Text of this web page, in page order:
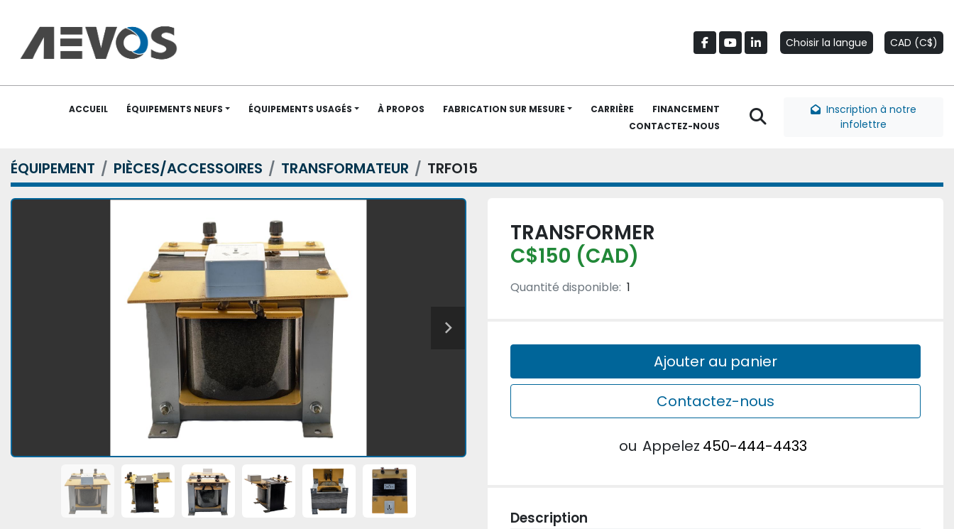
facebook
youtubelinkedinChoisir la langue CAD (C$)
ACCUEIL ÉQUIPEMENTS NEUFS ÉQUIPEMENTS USAGÉS À PROPOS FABRICATION SUR MESURE CARRIÈRE
FINANCEMENT
CONTACTEZ-NOUS
RechercherInscription à notre
infolettre
ÉQUIPEMENT PIÈCES/ACCESSOIRES TRANSFORMATEUR TRFO15
TRANSFORMER
C$150 (CAD)
Quantité disponible: 1
Ajouter au panier
Contactez-nous
ou Appelez 450-444-4433
Description